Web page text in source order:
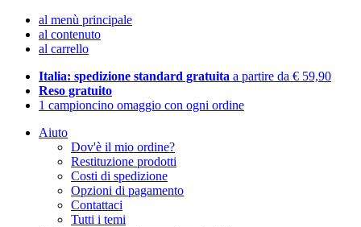
al menù principale
al contenuto
al carrello
Italia: spedizione standard gratuita a partire da € 59,90
Reso gratuito
1 campioncino omaggio con ogni ordine
Aiuto
Dov'è il mio ordine?
Restituzione prodotti
Costi di spedizione
Opzioni di pagamento
Contattaci
Tutti i temi